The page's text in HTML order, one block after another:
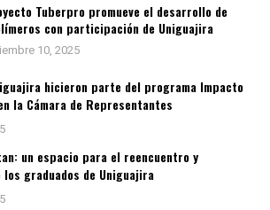
Tuberpro promueve el desarrollo de
con participación de Uniguajira
10, 2025
hicieron parte del programa Impacto
la Cámara de Representantes
un espacio para el reencuentro y
graduados de Uniguajira